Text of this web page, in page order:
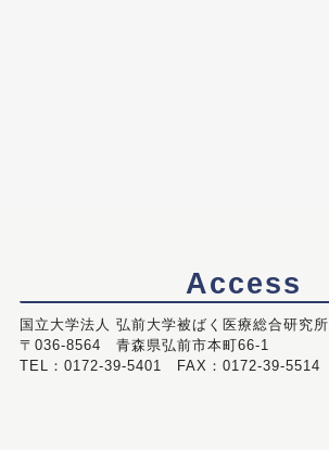
Access
国立大学法人 弘前大学被ばく医療総合研究所
〒036-8564 青森県弘前市本町66-1
TEL：0172-39-5401 FAX：0172-39-5514